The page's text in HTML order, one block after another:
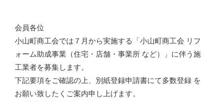
会員各位
小山町商工会では７月から実施する「小山町商工会 リフ
ォーム助成事業（住宅・店舗・事業所 など）」に伴う施
工業者を募集します。
下記要項をご確認の上、別紙登録申請書にて多数登録 を
お願い致したくご案内申し上げます。